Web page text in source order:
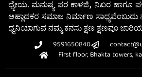
ಧ್ಯೇಯ. ಮನುಷ್ಯ ಪರ ಕಾಳಜಿ, ನಿಖರ ಹಾಗೂ
ಆಹ್ಲಾದಕರ ಸಮಾಜ ನಿರ್ಮಾಣ ಸಾಧ್ಯವೆಂಬುದು
ಧ್ವನಿಯಾಗುವ ನಮ್ಮ ಕನಸು ಕ್ಷಣ ಕ್ಷಣವೂ
9591650840
First floor, Bhakta towers,